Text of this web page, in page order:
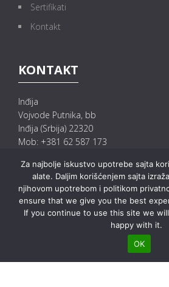
Sertifikati
Kontakt
KONTAKT
Inđija
Vojvode Putnika, bb
Inđija (Srbija) 22320
Mob: +381 62 587 173
+382 62 580 126
E-mail: info@mgprecast.rs
prodaja@mgprecast.rs
Za najbolje iskustvo upotrebe sajta
alate. Daljim korišćenjem sajta
njihovom upotrebom i politikom
ensure that we give you the best
If you continue to use this site we
happy with it.
OK